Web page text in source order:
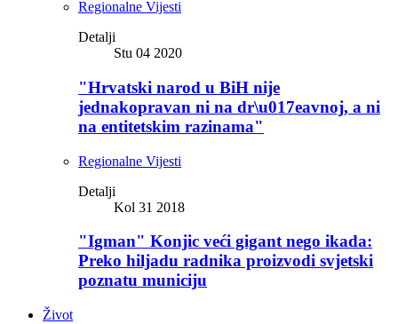
Regionalne Vijesti
Detalji
Stu 04 2020
"Hrvatski narod u BiH nije
jednakopravan ni na dr\u017eavnoj, a ni
na entitetskim razinama"
Regionalne Vijesti
Detalji
Kol 31 2018
"Igman" Konjic veći gigant nego ikada:
Preko hiljadu radnika proizvodi svjetski
poznatu municiju
Život